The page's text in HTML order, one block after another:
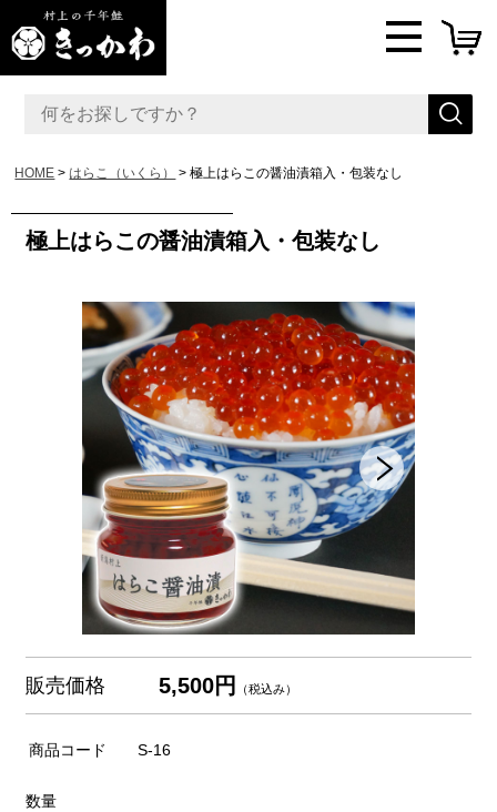
HOME はらこ（いくら） 極上はらこの醤油漬箱入・包装なし
極上はらこの醤油漬箱入・包装なし
販売価格 5,500円 （税込み）
商品コード S-16
数量